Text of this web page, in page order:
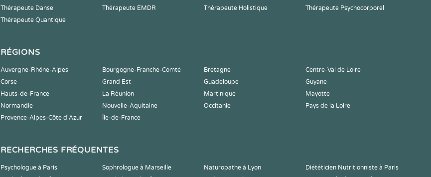
Thérapeute Danse
Thérapeute EMDR Thérapeute Holistique
Thérapeute Psychocorporel
Thérapeute Quantique
RÉGIONS
Auvergne-Rhône-Alpes Bourgogne-Franche-Comté Bretagne
Centre-Val de Loire
Corse
Grand Est Guadeloupe
Guyane
Hauts-de-France
La Réunion Martinique
Mayotte
Normandie
Nouvelle-Aquitaine Occitanie
Pays de la Loire
Provence-Alpes-Côte d'Azur
Île-de-France
RECHERCHES FRÉQUENTES
Psychologue à Paris Sophrologue à Marseille Naturopathe à Lyon
Diététicien Nutritionniste à Paris